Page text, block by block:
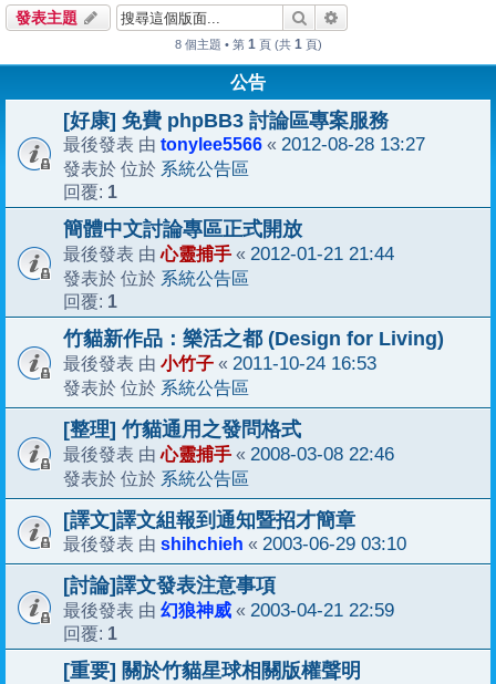
發表主題 搜尋
8 個主題 • 第 1 頁 (共 1 頁)
公告
[好康] 免費 phpBB3 討論區專案服務
最後發表 由 tonylee5566 « 2012-08-28 13:27
發表於 位於 系統公告區
回覆: 1
簡體中文討論專區正式開放
最後發表 由心靈捕手 « 2012-01-21 21:44
發表於 位於 系統公告區
回覆: 1
竹貓新作品：樂活之都 (Design for Living)
最後發表 由 小竹子 « 2011-10-24 16:53
發表於 位於 系統公告區
[整理] 竹貓通用之發問格式
最後發表 由心靈捕手 « 2008-03-08 22:46
發表於 位於 系統公告區
[譯文]譯文組報到通知暨招才簡章
最後發表 由 shihchieh « 2003-06-29 03:10
[討論]譯文發表注意事項
最後發表 由 幻狼神威 « 2003-04-21 22:59
回覆: 1
[重要] 關於竹貓星球相關版權聲明